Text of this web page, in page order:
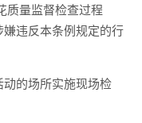
质量监督检查过程
违反本条例规定的行
动的场所实施现场检